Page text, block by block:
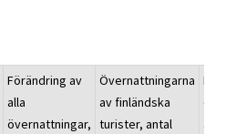
Förändring av
alla
övernattningar,
Övernattningarna
av finländska
turister, antal
av